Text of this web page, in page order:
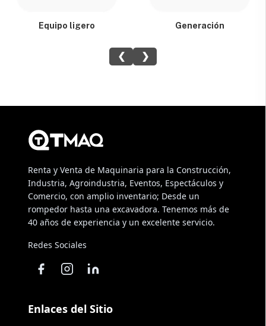
Equipo ligero Generación
❮ ❯
Renta y Venta de Maquinaria para la Construcción,
Industria, Agroindustria, Eventos, Espectáculos y
Comercio, con amplio inventario; Desde un
rompedor hasta una excavadora. Tenemos más de
40 años de experiencia y un excelente servicio.
Redes Sociales
Enlaces del Sitio